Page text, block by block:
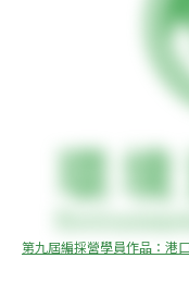
第九屆編採營學員作品：港